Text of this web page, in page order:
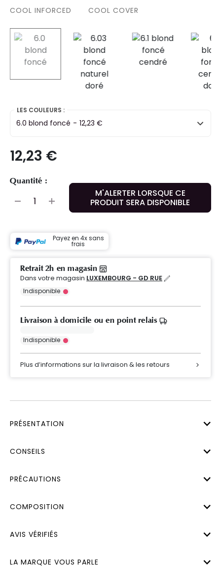
COOL INFORCED COOL COVER
selected
LES COULEURS :
6.0 blond foncé - 12,23 €
12,23 €
Quantité :
M'ALERTER LORSQUE CE
PRODUIT SERA DISPONIBLE
Payez en 4x sans
frais
Retrait 2h en magasin
Dans votre magasin LUXEMBOURG - GD RUE
Indisponible
Livraison à domicile ou en point relais
Indisponible
Plus d’informations sur la livraison & les retours
PRÉSENTATION
CONSEILS
PRÉCAUTIONS
COMPOSITION
AVIS VÉRIFIÉS
LA MARQUE VOUS PARLE